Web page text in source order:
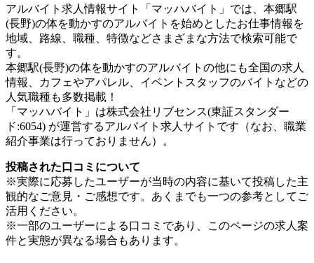
アルバイト求人情報サイト「マッハバイト」では、本郷駅
(長野)の体を動かすのアルバイトを始めとしたお仕事情報を
地域、路線、職種、特徴などさまざまな方法で検索可能で
す。
本郷駅(長野)の体を動かすのアルバイトの他にも全国の求人
情報、カフェやアパレル、イベントスタッフのバイトなどの
人気職種も多数掲載！
「マッハバイト」は株式会社リブセンス(東証スタンダー
ド:6054) が運営するアルバイト求人サイトです（なお、職業
紹介事業は行っておりません）。
投稿された口コミについて
※実際に応募したユーザーが当時の内容に基いて投稿した主
観的なご意見・ご感想です。あくまでも一つの参考としてご
活用ください。
※一部のユーザーによる口コミであり、このページの求人案
件と実態が異なる場合もあります。